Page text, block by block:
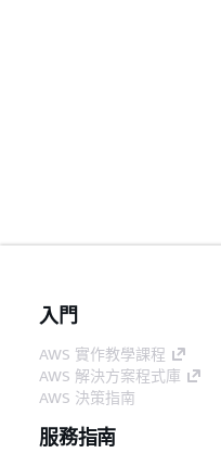
入門
AWS 實作教學課程
AWS 解決方案程式庫
AWS 決策指南
服務指南